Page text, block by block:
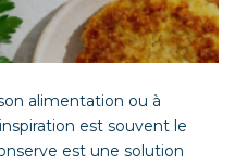
alimentation ou à
est souvent le
est une solution